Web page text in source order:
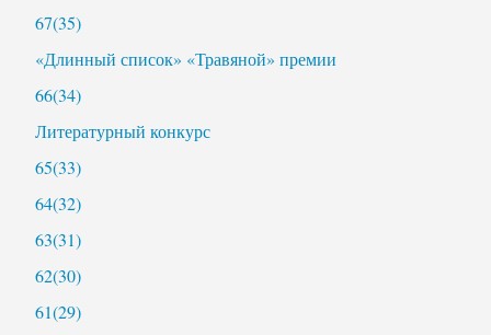
67(35)
«Длинный список» «Травяной» премии
66(34)
Литературный конкурс
65(33)
64(32)
63(31)
62(30)
61(29)